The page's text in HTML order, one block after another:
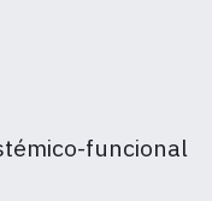
funcional